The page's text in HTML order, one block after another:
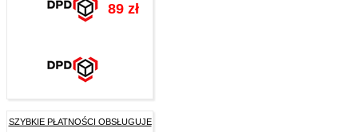
89 zł
SZYBKIE PŁATNOŚCI OBSŁUGUJE